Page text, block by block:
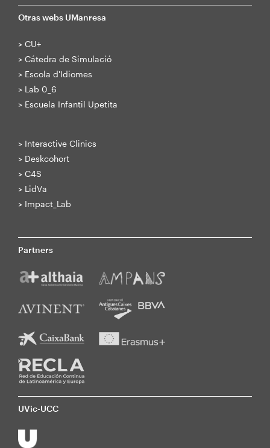
Otras webs UManresa
> CU+
> Cátedra de Simulació
> Escola d'Idiomes
> Lab 0_6
> Escuela Infantil Upetita
> Interactive Clinics
> Deskcohort
> C4S
> LidVa
> Impact_Lab
Partners
UVic-UCC